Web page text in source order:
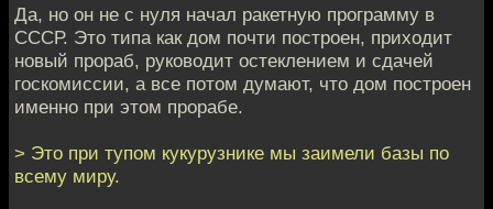
Да, но он не с нуля начал ракетную программу в
СССР. Это типа как дом почти построен, приходит
новый прораб, руководит остеклением и сдачей
госкомиссии, а все потом думают, что дом построен
именно при этом прорабе.
> Это при тупом кукурузнике мы заимели базы по
всему миру.